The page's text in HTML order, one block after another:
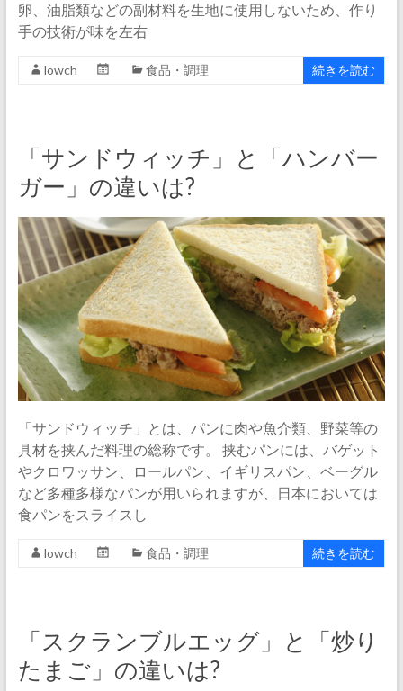
卵、油脂類などの副材料を生地に使用しないため、作り
手の技術が味を左右
lowch 食品・調理 続きを読む
「サンドウィッチ」と「ハンバー
ガー」の違いは?
「サンドウィッチ」とは、パンに肉や魚介類、野菜等の
具材を挟んだ料理の総称です。 挟むパンには、バゲット
やクロワッサン、ロールパン、イギリスパン、ベーグル
など多種多様なパンが用いられますが、日本においては
食パンをスライスし
lowch 食品・調理 続きを読む
「スクランブルエッグ」と「炒り
たまご」の違いは?